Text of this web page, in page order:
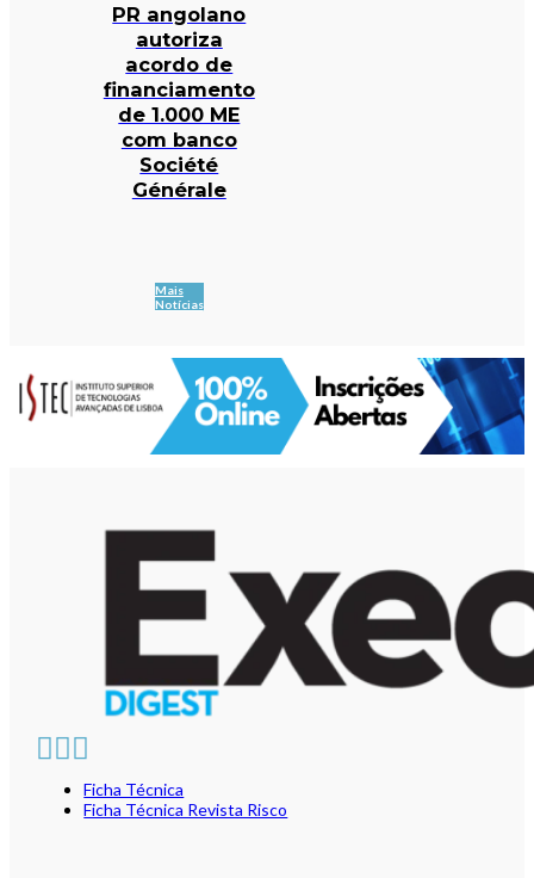
PR angolano
autoriza
acordo de
financiamento
de 1.000 ME
com banco
Société
Générale
Mais
Notícias
Ficha Técnica
Ficha Técnica Revista Risco